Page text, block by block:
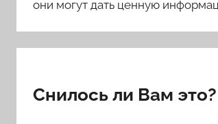
они могут дать ценную
Снилось ли Вам это?